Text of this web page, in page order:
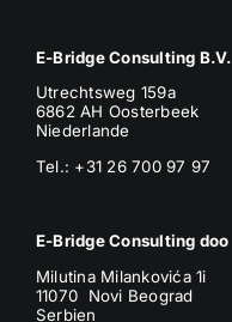
E-Bridge Consulting B.V.
Utrechtsweg 159a
6862 AH Oosterbeek
Niederlande
Tel.: +31 26 700 97 97
E-Bridge Consulting doo
Milutina Milankovića 1i
11070 Novi Beograd
Serbien